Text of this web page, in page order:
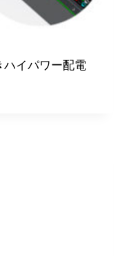
イパワー配電